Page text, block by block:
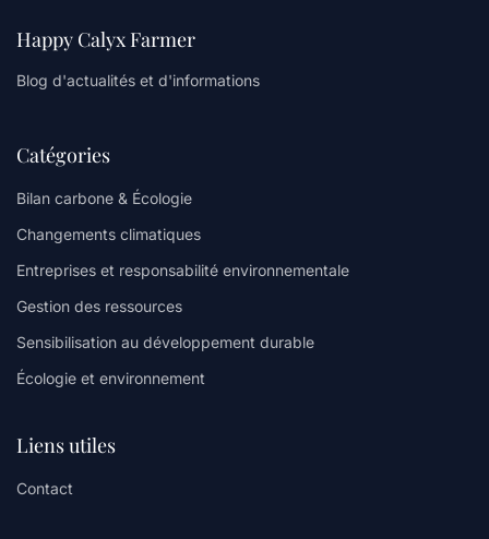
Happy Calyx Farmer
Blog d'actualités et d'informations
Catégories
Bilan carbone & Écologie
Changements climatiques
Entreprises et responsabilité environnementale
Gestion des ressources
Sensibilisation au développement durable
Écologie et environnement
Liens utiles
Contact